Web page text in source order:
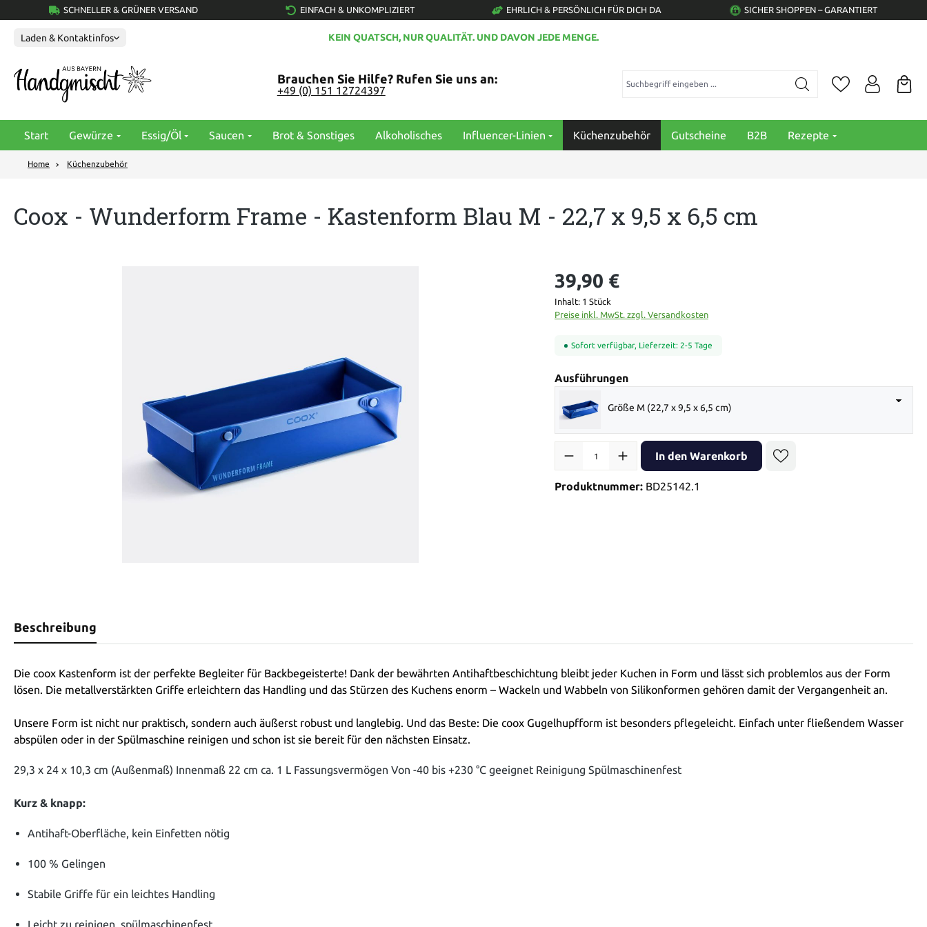
Zur Hauptnavigation springen
SCHNELLER & GRÜNER VERSAND EINFACH & UNKOMPLIZIERT EHRLICH & PERSÖNLICH FÜR DICH DA SICHER SHOPPEN – GARANTIERT
Laden & Kontaktinfos KEIN QUATSCH, NUR QUALITÄT. UND DAVON JEDE MENGE.
Brauchen Sie Hilfe? Rufen Sie uns an:
+49 (0) 151 12724397
Suchbegriff eingeben ...
Start Gewürze Essig/Öl Saucen Brot & Sonstiges Alkoholisches Influencer-Linien Küchenzubehör Gutscheine B2B Rezepte
Home Küchenzubehör
Coox - Wunderform Frame - Kastenform Blau M - 22,7 x 9,5 x 6,5 cm
39,90 €
Inhalt: 1 Stück
Preise inkl. MwSt. zzgl. Versandkosten
Sofort verfügbar, Lieferzeit: 2-5 Tage
Ausführungenauswählen
Größe M (22,7 x 9,5 x 6,5 cm)
Produkt Anzahl: Gib den gewünschten Wert ein oder benutze die
In den Warenkorb
Produktnummer: BD25142.1
Beschreibung
Die coox Kastenform ist der perfekte Begleiter für Backbegeisterte! Dank der bewährten Antihaftbeschichtung bleibt jeder Kuchen in Form und lässt sich problemlos aus der Form
lösen. Die metallverstärkten Griffe erleichtern das Handling und das Stürzen des Kuchens enorm – Wackeln und Wabbeln von Silikonformen gehören damit der Vergangenheit an.
Unsere Form ist nicht nur praktisch, sondern auch äußerst robust und langlebig. Und das Beste: Die coox Gugelhupfform ist besonders pflegeleicht. Einfach unter fließendem Wasser
abspülen oder in der Spülmaschine reinigen und schon ist sie bereit für den nächsten Einsatz.
29,3 x 24 x 10,3 cm (Außenmaß) Innenmaß 22 cm ca. 1 L Fassungsvermögen Von -40 bis +230 °C geeignet Reinigung Spülmaschinenfest
Kurz & knapp:
Antihaft-Oberfläche, kein Einfetten nötig
100 % Gelingen
Stabile Griffe für ein leichtes Handling
Leicht zu reinigen, spülmaschinenfest